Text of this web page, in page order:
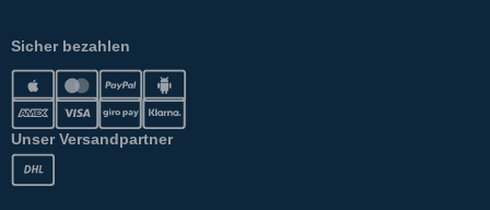
Sicher bezahlen
Unser Versandpartner